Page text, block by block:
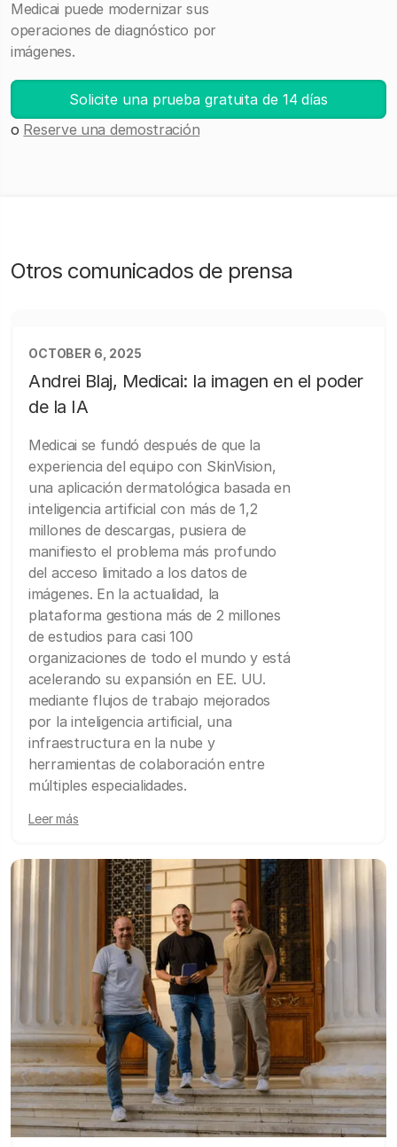
Medicai puede modernizar sus
operaciones de diagnóstico por
imágenes.
Solicite una prueba gratuita de 14 días
o Reserve una demostración
Otros comunicados de prensa
OCTOBER 6, 2025
Andrei Blaj, Medicai: la imagen en el poder
de la IA
Medicai se fundó después de que la
experiencia del equipo con SkinVision,
una aplicación dermatológica basada en
inteligencia artificial con más de 1,2
millones de descargas, pusiera de
manifiesto el problema más profundo
del acceso limitado a los datos de
imágenes. En la actualidad, la
plataforma gestiona más de 2 millones
de estudios para casi 100
organizaciones de todo el mundo y está
acelerando su expansión en EE. UU.
mediante flujos de trabajo mejorados
por la inteligencia artificial, una
infraestructura en la nube y
herramientas de colaboración entre
múltiples especialidades.
Leer más